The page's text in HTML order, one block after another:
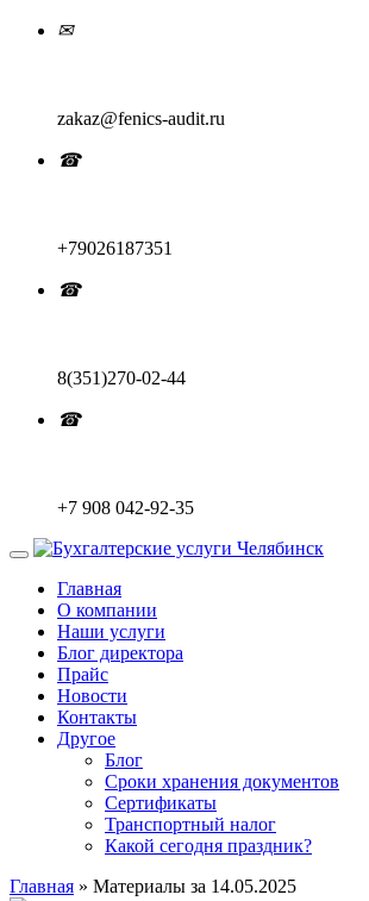
✉
zakaz@fenics-audit.ru
☎
+79026187351
☎
8(351)270-02-44
☎
+7 908 042-92-35
Главная
О компании
Наши услуги
Блог директора
Прайс
Новости
Контакты
Другое
Блог
Сроки хранения документов
Сертификаты
Транспортный налог
Какой сегодня праздник?
Главная » Материалы за 14.05.2025